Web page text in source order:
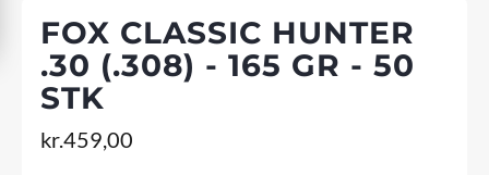
FOX CLASSIC HUNTER
.30 (.308) - 165 GR - 50
STK
kr.459,00